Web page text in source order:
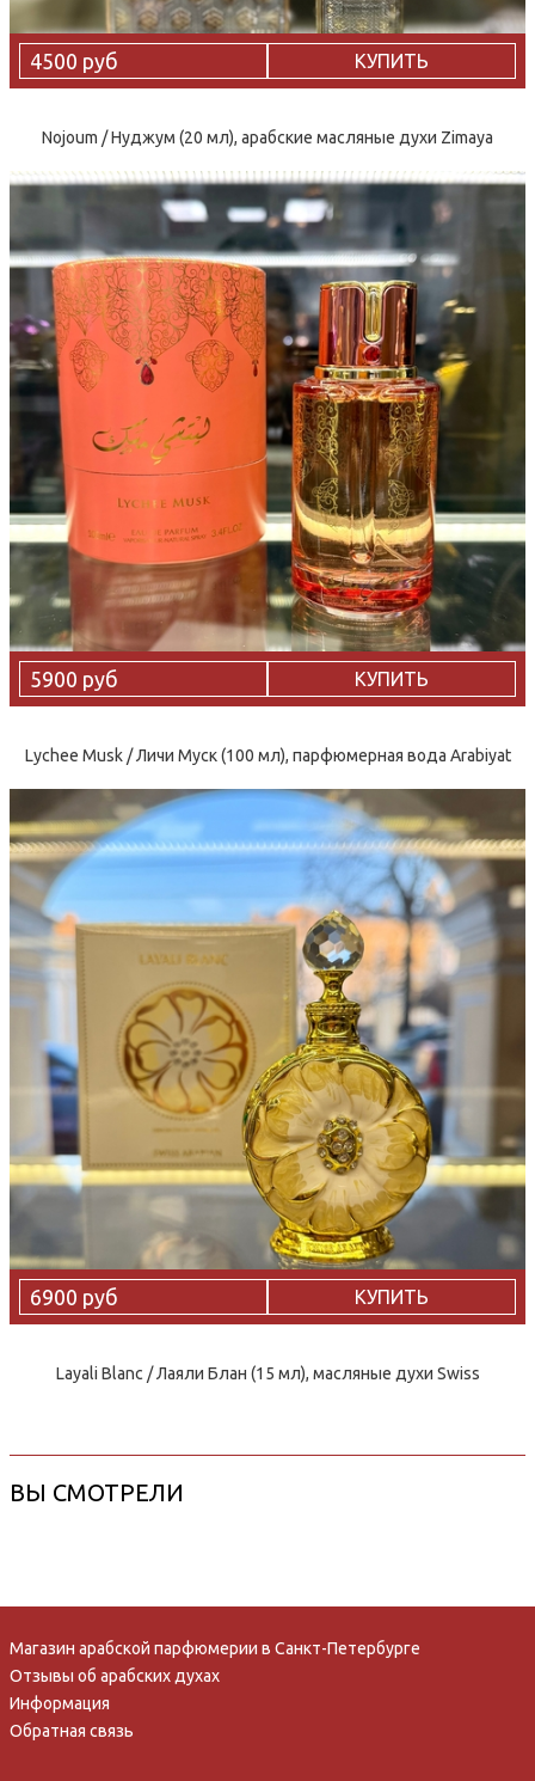
4500 руб КУПИТЬ
Nojoum / Нуджум (20 мл), арабские масляные духи Zimaya
5900 руб КУПИТЬ
Lychee Musk / Личи Муск (100 мл), парфюмерная вода Arabiyat
6900 руб КУПИТЬ
Layali Blanc / Лаяли Блан (15 мл), масляные духи Swiss
ВЫ СМОТРЕЛИ
Магазин арабской парфюмерии в Санкт-Петербурге
Отзывы об арабских духах
Информация
Обратная связь